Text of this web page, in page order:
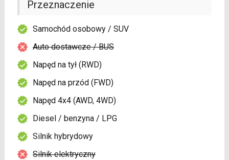
Przeznaczenie
Samochód osobowy / SUV
Auto dostawcze / BUS
Napęd na tył (RWD)
Napęd na przód (FWD)
Napęd 4x4 (AWD, 4WD)
Diesel / benzyna / LPG
Silnik hybrydowy
Silnik elektryczny